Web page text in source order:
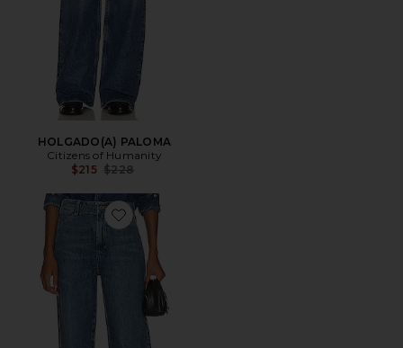
HOLGADO(A) PALOMA
Citizens of Humanity
$215 Previous price:
$228
Favorite PANTALÓN UTILITARIO PALOMA